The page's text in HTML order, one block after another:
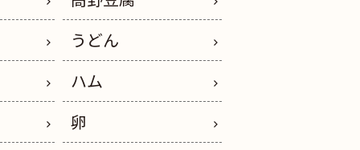
うどん
ハム
卵